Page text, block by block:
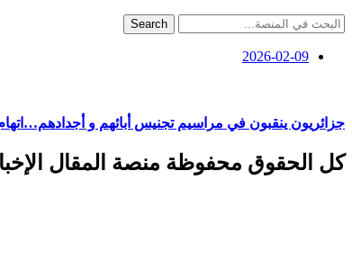
Search
2026-02-09
جزائريون ينقبون في مراسيم تجنيس أبائهم و
كل الحقوق محفوظة منصة المقال الإخبارية